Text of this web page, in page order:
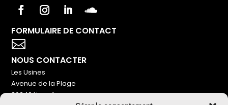
FORMULAIRE DE CONTACT

NOUS CONTACTER
Les Usines
Avenue de la Plage
86240 Ligugé